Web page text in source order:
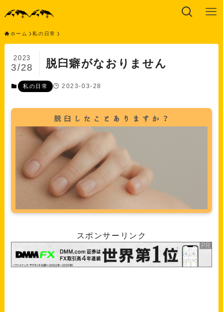
ホーム 私の日常
脱臼癖がなおりません
2023
3/28
私の日常 2023-03-28
スポンサーリンク